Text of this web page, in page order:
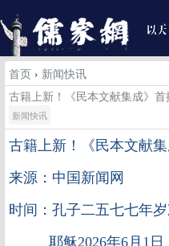
首页 › 新闻快讯
古籍上新！《民本文献集成》
新闻快讯
古籍上新！《民本文献
来源：中国新闻网
时间：孔子二五七七年
耶稣2026年6月1日